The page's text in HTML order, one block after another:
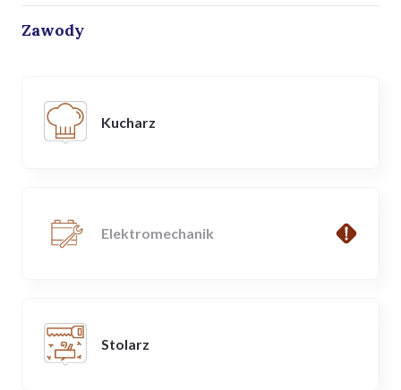
Zawody
Kucharz
Elektromechanik
Stolarz